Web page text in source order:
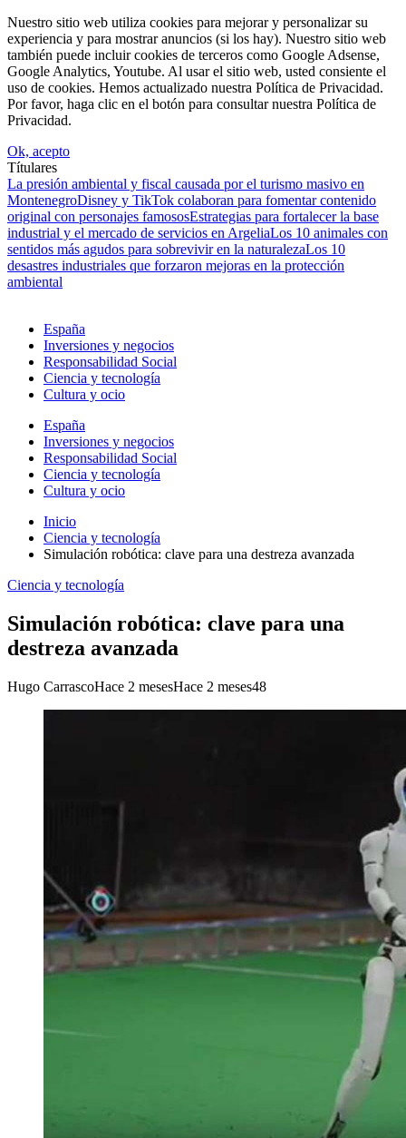
Nuestro sitio web utiliza cookies para mejorar y personalizar su
experiencia y para mostrar anuncios (si los hay). Nuestro sitio web
también puede incluir cookies de terceros como Google Adsense,
Google Analytics, Youtube. Al usar el sitio web, usted consiente el
uso de cookies. Hemos actualizado nuestra Política de Privacidad.
Por favor, haga clic en el botón para consultar nuestra Política de
Privacidad.
Ok, acepto
Títulares
La presión ambiental y fiscal causada por el turismo masivo en
MontenegroDisney y TikTok colaboran para fomentar contenido
original con personajes famososEstrategias para fortalecer la base
industrial y el mercado de servicios en ArgeliaLos 10 animales con
sentidos más agudos para sobrevivir en la naturalezaLos 10
desastres industriales que forzaron mejoras en la protección
ambiental
España
Inversiones y negocios
Responsabilidad Social
Ciencia y tecnología
Cultura y ocio
España
Inversiones y negocios
Responsabilidad Social
Ciencia y tecnología
Cultura y ocio
Inicio
Ciencia y tecnología
Simulación robótica: clave para una destreza avanzada
Ciencia y tecnología
Simulación robótica: clave para una
destreza avanzada
Hugo CarrascoHace 2 mesesHace 2 meses48